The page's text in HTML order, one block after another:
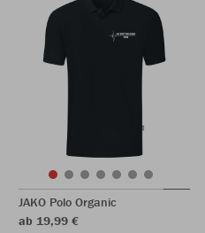
JAKO Polo Organic
ab 19,99 €